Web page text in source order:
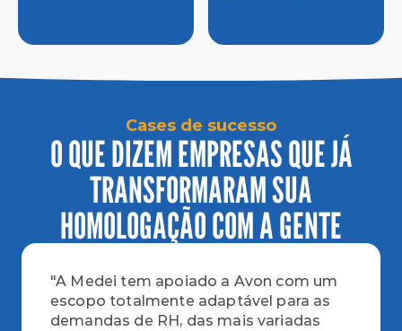
Cases de sucesso
O QUE DIZEM EMPRESAS QUE JÁ
TRANSFORMARAM SUA
HOMOLOGAÇÃO COM A GENTE
"A Medei tem apoiado a Avon com um
escopo totalmente adaptável para as
demandas de RH, das mais variadas